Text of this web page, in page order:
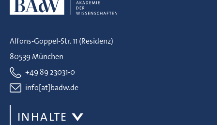
Alfons-Goppel-Str. 11 (Residenz)
80539 München
+49 89 23031-0
info[at]badw.de
INHALTE